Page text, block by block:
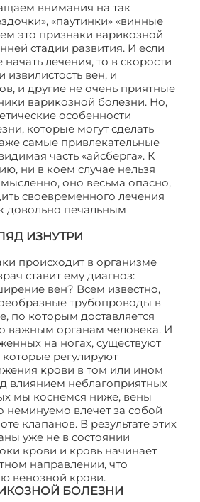
внимания на так
«паутинки» «винные
это признаки варикозной
стадии развития. И если
лечения, то в скорости
извилистость вен, и
и другие не очень приятные
варикозной болезни. Но,
особенности
которые могут сделать
самые привлекательные
часть «айсберга». К
ни в коем случае нельзя
оно весьма опасно,
своевременного лечения
довольно печальным
ИЗНУТРИ
происходит в организме
ставит ему диагноз:
вен? Всем известно,
трубопроводы в
по которым доставляется
важным органам человека. И
на ногах, существуют
регулируют
крови в том или ином
влиянием неблагоприятных
мы коснемся ниже, вены
неминуемо влечет за собой
клапанов. В результате этих
уже не в состоянии
крови и кровь начинает
направлении, что
венозной крови.
БОЛЕЗНИ